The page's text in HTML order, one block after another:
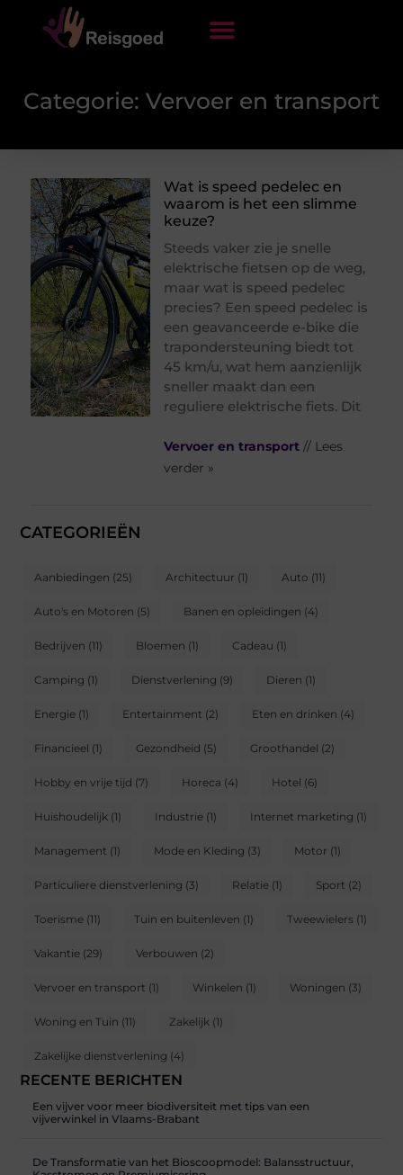
Categorie: Vervoer en transport
CATEGORIEËN
Aanbiedingen (25) Architectuur (1) Auto (11)
Auto's en Motoren (5) Banen en opleidingen (4)
Bedrijven (11) Bloemen (1) Cadeau (1)
Camping (1) Dienstverlening (9) Dieren (1)
Energie (1) Entertainment (2) Eten en drinken (4)
Financieel (1) Gezondheid (5) Groothandel (2)
Hobby en vrije tijd (7) Horeca (4) Hotel (6)
Huishoudelijk (1) Industrie (1) Internet marketing (1)
Management (1) Mode en Kleding (3) Motor (1)
Particuliere dienstverlening (3) Relatie (1) Sport (2)
Toerisme (11) Tuin en buitenleven (1) Tweewielers (1)
Vakantie (29) Verbouwen (2)
Vervoer en transport (1) Winkelen (1) Woningen (3)
Woning en Tuin (11) Zakelijk (1)
Zakelijke dienstverlening (4)
RECENTE BERICHTEN
Een vijver voor meer biodiversiteit met tips van een
vijverwinkel in Vlaams-Brabant
De Transformatie van het Bioscoopmodel: Balansstructuur,
Wat is speed pedelec en
waarom is het een slimme
keuze?
Steeds vaker zie je snelle
elektrische fietsen op de weg,
maar wat is speed pedelec
precies? Een speed pedelec is
een geavanceerde e-bike die
trapondersteuning biedt tot
45 km/u, wat hem aanzienlijk
sneller maakt dan een
reguliere elektrische fiets. Dit
Vervoer en transport // Lees
verder »